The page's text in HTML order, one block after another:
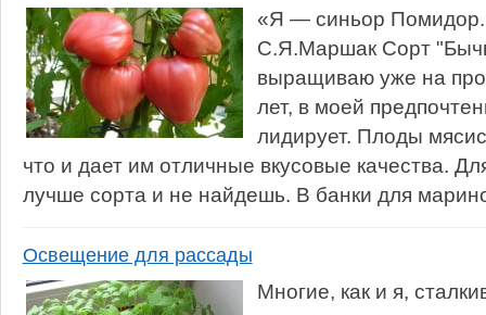
«Я — синьор
С.Я.Маршак Сорт
выращиваю уже на
лет, в моей
лидирует. Плоды
что и дает им отличные вкусовые качества.
лучше сорта и не найдешь. В банки для
Освещение для рассады
Многие, как и я,